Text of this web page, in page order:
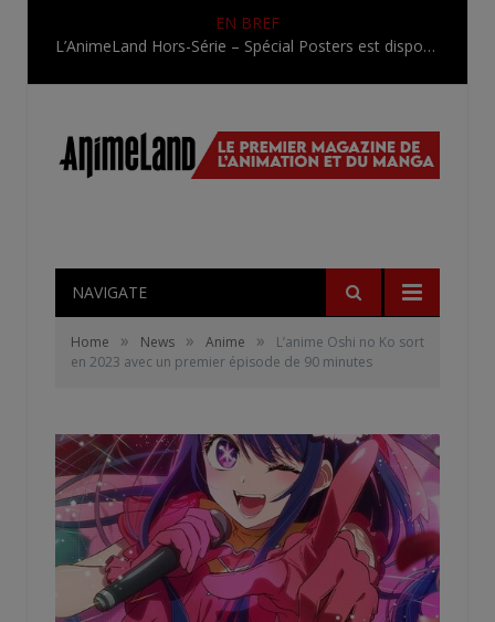
EN BREF
L’AnimeLand Hors-Série – Spécial Posters est disponible !
NAVIGATE
Home » News » Anime »
L’anime Oshi no Ko sort
en 2023 avec un premier épisode de 90 minutes